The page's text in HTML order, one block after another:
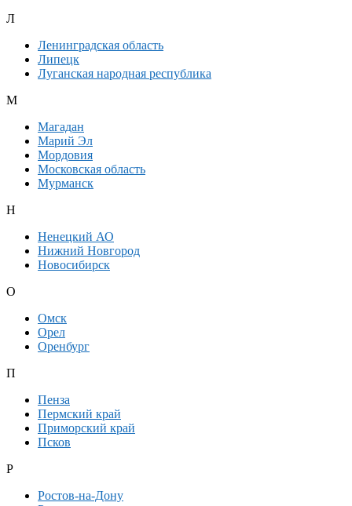
Л
Ленинградская область
Липецк
Луганская народная республика
М
Магадан
Марий Эл
Мордовия
Московская область
Мурманск
Н
Ненецкий АО
Нижний Новгород
Новосибирск
О
Омск
Орел
Оренбург
П
Пенза
Пермский край
Приморский край
Псков
Р
Ростов-на-Дону